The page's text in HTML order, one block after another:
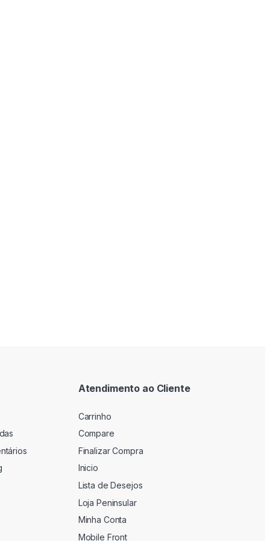
Atendimento ao Cliente
Carrinho
Compare
Finalizar Compra
Inicio
Lista de Desejos
Loja Peninsular
Minha Conta
Mobile Front